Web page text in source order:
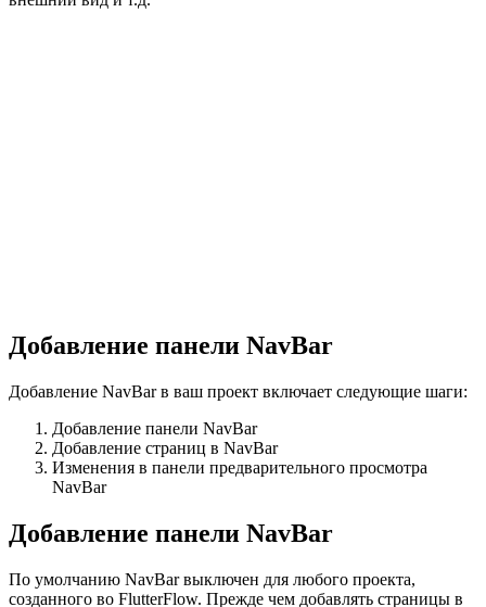
Добавление панели NavBar
Добавление NavBar в ваш проект включает следующие шаги:
Добавление панели NavBar
Добавление страниц в NavBar
Изменения в панели предварительного просмотра
NavBar
Добавление панели NavBar
По умолчанию NavBar выключен для любого проекта,
созданного во FlutterFlow. Прежде чем добавлять страницы в